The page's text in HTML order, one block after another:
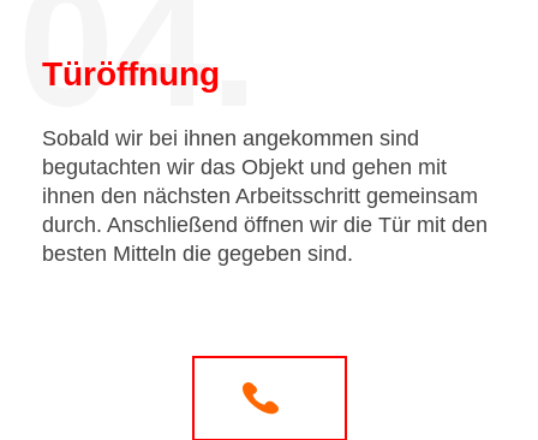
04.
Türöffnung
Sobald wir bei ihnen angekommen sind
begutachten wir das Objekt und gehen mit
ihnen den nächsten Arbeitsschritt gemeinsam
durch. Anschließend öffnen wir die Tür mit den
besten Mitteln die gegeben sind.